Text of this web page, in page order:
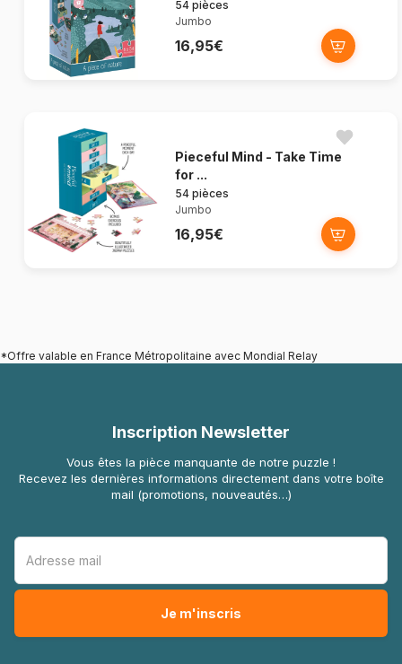
54 pièces
Jumbo
16,95€
Pieceful Mind - Take Time
for ...
54 pièces
Jumbo
16,95€
*Offre valable en France Métropolitaine avec Mondial Relay
Inscription Newsletter
Vous êtes la pièce manquante de notre puzzle !
Recevez les dernières informations directement dans votre boîte
mail (promotions, nouveautés…)